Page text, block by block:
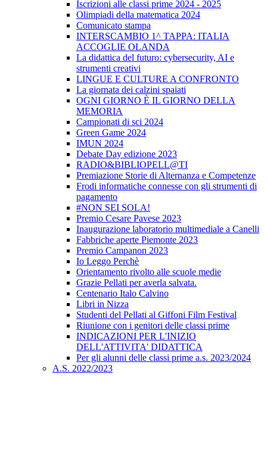
Iscrizioni alle classi prime 2024 - 2025
Olimpiadi della matematica 2024
Comunicato stampa
INTERSCAMBIO 1^ TAPPA: ITALIA
ACCOGLIE OLANDA
La didattica del futuro: cybersecurity, AI e
strumenti creativi
LINGUE E CULTURE A CONFRONTO
La giornata dei calzini spaiati
OGNI GIORNO È IL GIORNO DELLA
MEMORIA
Campionati di sci 2024
Green Game 2024
IMUN 2024
Debate Day edizione 2023
RADIO&BIBLIOPELL@TI
Premiazione Storie di Alternanza e Competenze
Frodi informatiche connesse con gli strumenti di
pagamento
#NON SEI SOLA!
Premio Cesare Pavese 2023
Inaugurazione laboratorio multimediale a Canelli
Fabbriche aperte Piemonte 2023
Premio Campanon 2023
Io Leggo Perchè
Orientamento rivolto alle scuole medie
Grazie Pellati per averla salvata.
Centenario Italo Calvino
Libri in Nizza
Studenti del Pellati al Giffoni Film Festival
Riunione con i genitori delle classi prime
INDICAZIONI PER L'INIZIO
DELL'ATTIVITA' DIDATTICA
Per gli alunni delle classi prime a.s. 2023/2024
A.S. 2022/2023